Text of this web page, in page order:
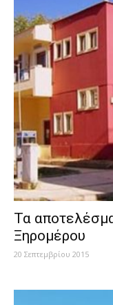
Τα
Ξηρομέρου
20 Σεπτεμβρίου 2015